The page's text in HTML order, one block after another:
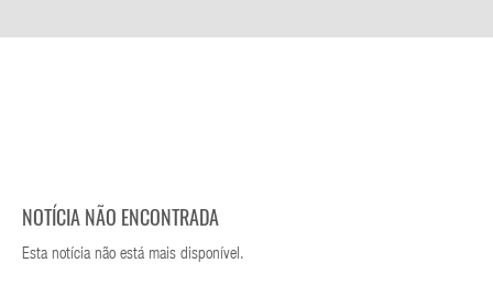
NOTÍCIA NÃO ENCONTRADA
Esta notícia não está mais disponível.